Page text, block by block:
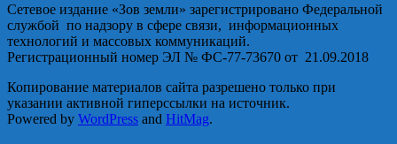
Сетевое издание «Зов земли» зарегистрировано Федеральной
службой по надзору в сфере связи, информационных
технологий и массовых коммуникаций.
Регистрационный номер ЭЛ № ФС-77-73670 от 21.09.2018
Копирование материалов сайта разрешено только при
указании активной гиперссылки на источник.
Powered by WordPress and HitMag.